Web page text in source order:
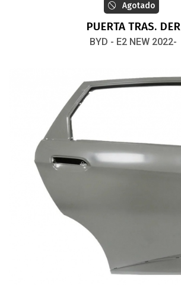
Agotado
PUERTA TRAS. DER
BYD - E2 NEW 2022-